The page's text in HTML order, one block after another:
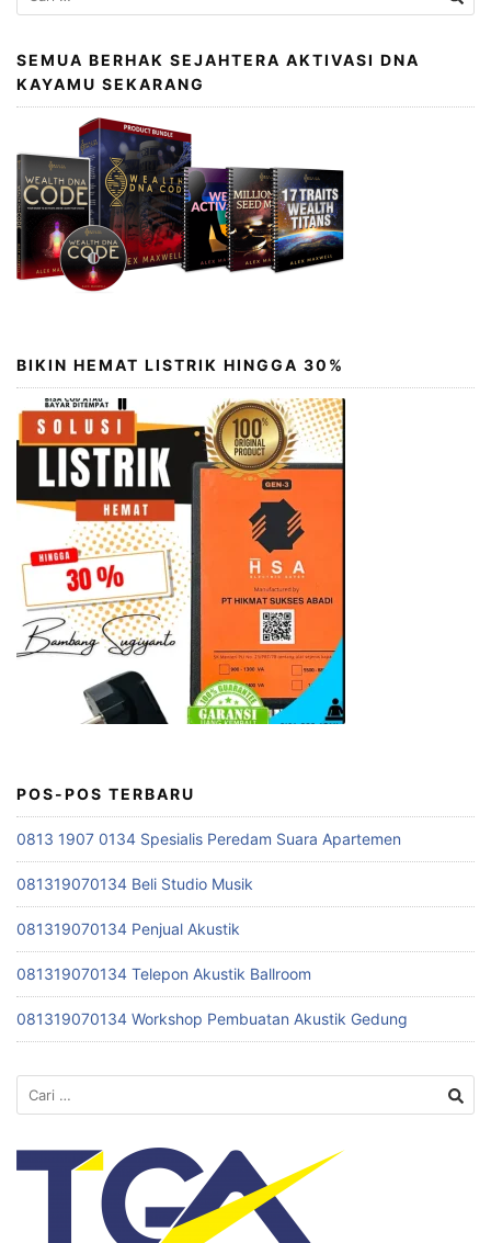
untuk:
SEMUA BERHAK SEJAHTERA AKTIVASI DNA
KAYAMU SEKARANG
BIKIN HEMAT LISTRIK HINGGA 30%
POS-POS TERBARU
0813 1907 0134 Spesialis Peredam Suara Apartemen
081319070134 Beli Studio Musik
081319070134 Penjual Akustik
081319070134 Telepon Akustik Ballroom
081319070134 Workshop Pembuatan Akustik Gedung
Cari
untuk: